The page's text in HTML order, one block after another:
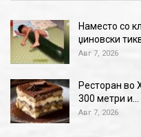
Наместо со
џиновски
Авг 7, 2026
Ресторан во
300 метри и…
Авг 7, 2026